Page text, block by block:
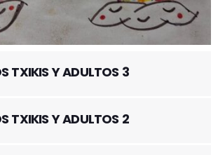
TXIKIS Y ADULTOS 2
TXIKIS Y ADULTOS 3